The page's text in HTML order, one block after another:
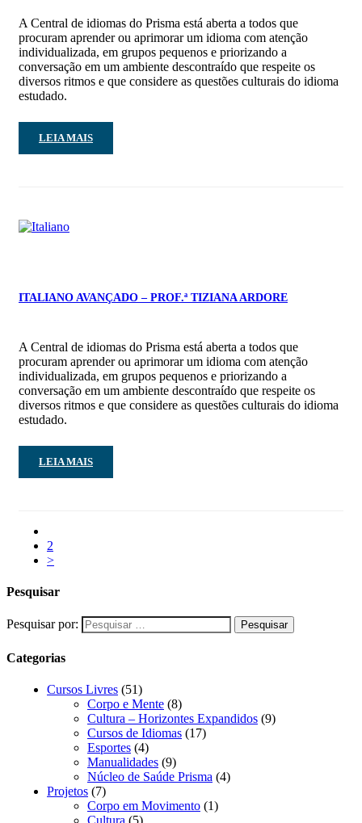
A Central de idiomas do Prisma está aberta a todos que
procuram aprender ou aprimorar um idioma com atenção
individualizada, em grupos pequenos e priorizando a
conversação em um ambiente descontraído que respeite os
diversos ritmos e que considere as questões culturais do idioma
estudado.
LEIA MAIS
ITALIANO AVANÇADO – PROF.ª TIZIANA ARDORE
A Central de idiomas do Prisma está aberta a todos que
procuram aprender ou aprimorar um idioma com atenção
individualizada, em grupos pequenos e priorizando a
conversação em um ambiente descontraído que respeite os
diversos ritmos e que considere as questões culturais do idioma
estudado.
LEIA MAIS
2
>
Pesquisar
Pesquisar por:
Categorias
Cursos Livres (51)
Corpo e Mente (8)
Cultura – Horizontes Expandidos (9)
Cursos de Idiomas (17)
Esportes (4)
Manualidades (9)
Núcleo de Saúde Prisma (4)
Projetos (7)
Corpo em Movimento (1)
Cultura (5)